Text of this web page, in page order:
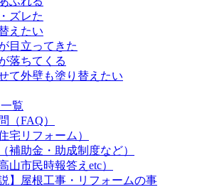
ズレた
えたい
目立ってきた
落ちてくる
て外壁も塗り替えたい
覧
（FAQ）
宅リフォーム）
補助金・助成制度など）
山市民時報答えetc）
】屋根工事・リフォームの事